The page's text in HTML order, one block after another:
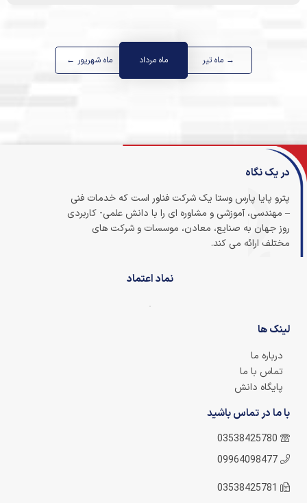
→ ماه تیر ماه مرداد ماه شهریور ←
در یک نگاه
پترو پایا پارس وستا یک شرکت فناور است که خدمات فنی
– مهندسی، آموزشی و مشاوره ای را با دانش علمی- کاربردی
روز جهان به صنایع، معادن، موسسات و شرکت های
مختلف ارائه می کند.
نماد اعتماد
لینک ها
درباره ما
تماس با ما
پایگاه دانش
با ما در تماس باشید
03538425780
09964098477
03538425781